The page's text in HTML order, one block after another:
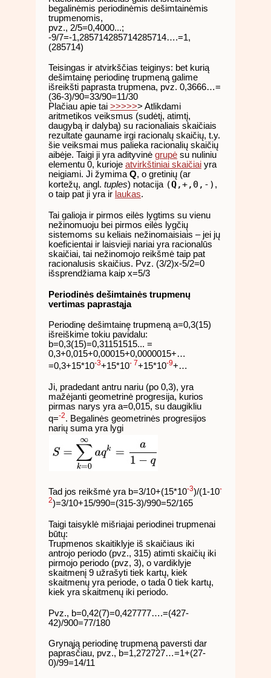
begalinėmis periodinėmis dešimtainėmis
trupmenomis,
pvz., 2/5=0,4000...;
-9/7=-1,285714285714285714….=1,
(285714)
Teisingas ir atvirkščias teiginys: bet kurią
dešimtainę periodinę trupmeną galime
išreikšti paprasta trupmena, pvz. 0,3666…=
(36-3)/90=33/90=11/30
Plačiau apie tai >>>>>> Atlikdami
aritmetikos veiksmus (sudėtį, atimtį,
daugybą ir dalybą) su racionaliais skaičiais
rezultate gauname irgi racionalų skaičių, t.y.
šie veiksmai mus palieka racionalių skaičių
aibėje. Taigi ji yra adityvinė grupė su nuliniu
elementu 0, kurioje atvirkštiniai skaičiai yra
neigiami. Ji žymimaQ, o gretinių (ar
kortežų, angl. tuples) notacija (Q,+,0,-) ,
o taip pat ji yra ir laukas.
Tai galioja ir pirmos eilės lygtims su vienu
nežinomuoju bei pirmos eilės lygčių
sistemoms su keliais nežinomaisiais – jei jų
koeficientai ir laisvieji nariai yra racionalūs
skaičiai, tai nežinomojo reikšmė taip pat
racionalusis skaičius. Pvz. (3/2)x-5/2=0
išsprendžiama kaip x=5/3
Periodinės dešimtainės trupmenų
vertimas paprastąja
Periodinę dešimtainę trupmeną a=0,3(15)
išreiškime tokiu pavidalu:
b=0,3(15)=0,31151515... =
0,3+0,015+0,00015+0,0000015+…
=0,3+15*10-3+15*10- 7+15*10-9+…
Ji, pradedant antru nariu (po 0,3), yra
mažėjanti geometrinė progresija, kurios
pirmas narys yra a=0,015, su daugikliu
q=-2. Begalinės geometrinės progresijos
narių suma yra lygi
Tad jos reikšmė yra b=3/10+(15*10-3)/(1-10-
2)=3/10+15/990=(315-3)/990=52/165
Taigi taisyklė mišriajai periodinei trupmenai
būtų:
Trupmenos skaitiklyje iš skaičiaus iki
antrojo periodo (pvz., 315) atimti skaičių iki
pirmojo periodo (pvz, 3), o vardiklyje
skaitmenį 9 užrašyti tiek kartų, kiek
skaitmenų yra periode, o tada 0 tiek kartų,
kiek yra skaitmenų iki periodo.
Pvz., b=0,42(7)=0,427777….=(427-
42)/900=77/180
Grynąją periodinę trupmeną paversti dar
paprasčiau, pvz., b=1,272727…=1+(27-
0)/99=14/11